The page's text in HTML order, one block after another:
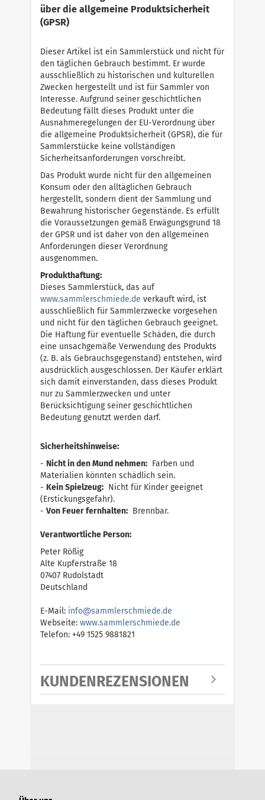
über die allgemeine Produktsicherheit
(GPSR)
Dieser Artikel ist ein Sammlerstück und nicht für
den täglichen Gebrauch bestimmt. Er wurde
ausschließlich zu historischen und kulturellen
Zwecken hergestellt und ist für Sammler von
Interesse. Aufgrund seiner geschichtlichen
Bedeutung fällt dieses Produkt unter die
Ausnahmeregelungen der EU-Verordnung über
die allgemeine Produktsicherheit (GPSR), die für
Sammlerstücke keine vollständigen
Sicherheitsanforderungen vorschreibt.
Das Produkt wurde nicht für den allgemeinen
Konsum oder den alltäglichen Gebrauch
hergestellt, sondern dient der Sammlung und
Bewahrung historischer Gegenstände. Es erfüllt
die Voraussetzungen gemäß Erwägungsgrund 18
der GPSR und ist daher von den allgemeinen
Anforderungen dieser Verordnung
ausgenommen.
Produkthaftung:
Dieses Sammlerstück, das auf
www.sammlerschmiede.de verkauft wird, ist
ausschließlich für Sammlerzwecke vorgesehen
und nicht für den täglichen Gebrauch geeignet.
Die Haftung für eventuelle Schäden, die durch
eine unsachgemäße Verwendung des Produkts
(z. B. als Gebrauchsgegenstand) entstehen, wird
ausdrücklich ausgeschlossen. Der Käufer erklärt
sich damit einverstanden, dass dieses Produkt
nur zu Sammlerzwecken und unter
Berücksichtigung seiner geschichtlichen
Bedeutung genutzt werden darf.
Sicherheitshinweise:
- Nicht in den Mund nehmen: Farben und
Materialien könnten schädlich sein.
- Kein Spielzeug: Nicht für Kinder geeignet
(Erstickungsgefahr).
- Von Feuer fernhalten: Brennbar.
Verantwortliche Person:
Peter Rößig
Alte Kupferstraße 18
07407 Rudolstadt
Deutschland
E-Mail: info@sammlerschmiede.de
Webseite: www.sammlerschmiede.de
Telefon: +49 1525 9881821
KUNDENREZENSIONEN